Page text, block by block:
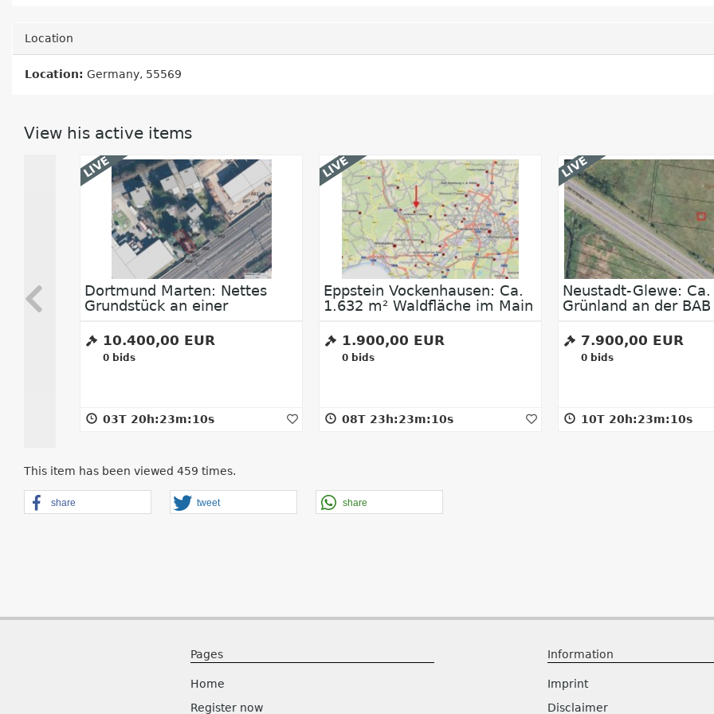
Location
Location: Germany, 55569
View his active items
LIVE
Eppstein Vockenhausen: Ca.
1.632 m² Waldfläche im Main
1.900,00 EUR
0 bids
08T 23h:23m:10s
LIVE
Neustadt-Glewe: Ca. 7.145 m²
Grünland an der BAB 24
7.900,00 EUR
0 bids
10T 20h:23m:10s
LIVE
Neustadt-Glewe: Ca.
teilweise bewaldetes
4.900,00 EUR
0 bids
10T 20h:23m:30s
This item has been viewed 459 times.
share tweet share
Pages
Home
Register now
Information
Imprint
Disclaimer